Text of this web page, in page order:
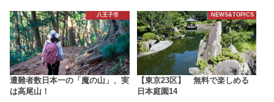
八王子市
遭難者数日本一の「魔の山」、実
は高尾山！
NEWS&TOPICS
【東京23区】 無料で楽しめる
日本庭園14